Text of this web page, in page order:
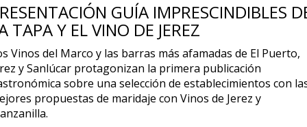
GUÍA IMPRESCINDIBLES
TAPA Y EL VINO DE JEREZ
Vinos del Marco y las barras más afamadas de El Puerto,
y Sanlúcar protagonizan la primera publicación
sobre una selección de establecimientos con
propuestas de maridaje con Vinos de Jerez y